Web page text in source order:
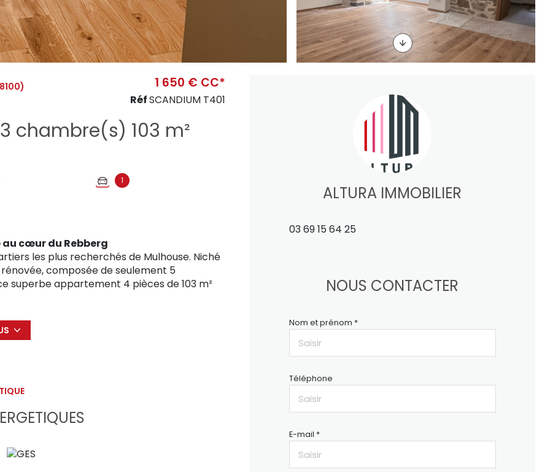
Appartement 4 pièce(s) 3 chambre(s) 103 m²
1
1 650 € CC*
RéfSCANDIUM T401
cœur du Rebberg
les plus recherchés de Mulhouse. Niché
composée de seulement 5
superbe appartement 4 pièces de 103 m²
entièrement équipée et fonctionnelle.
avec salle d'eau privative, et deux
personne recherchant confort et espace.
axes routiers.
ALTURA IMMOBILIER
03 69 15 64 25
NOUS CONTACTER
Nom et prénom *
Téléphone
E-mail *